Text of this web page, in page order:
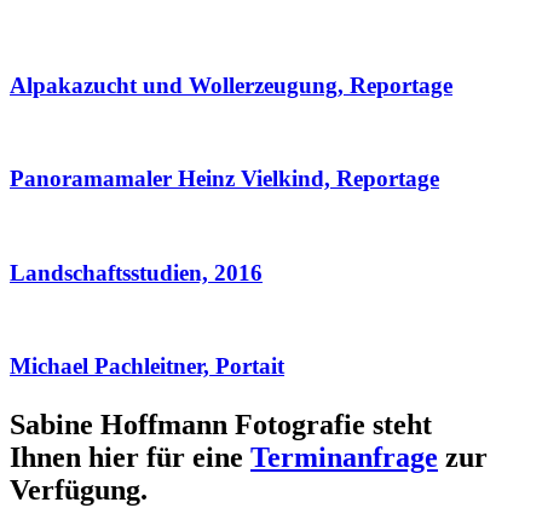
Alpakazucht und Wollerzeugung, Reportage
Panoramamaler Heinz Vielkind, Reportage
Landschaftsstudien, 2016
Michael Pachleitner, Portait
Sabine Hoffmann Fotografie steht
Ihnen hier für eine Terminanfrage zur
Verfügung.